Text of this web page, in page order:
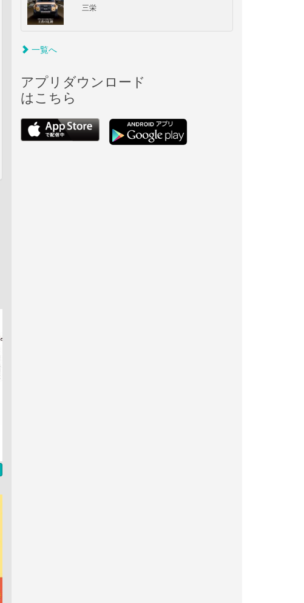
三栄
一覧へ
アプリダウンロード
はこちら